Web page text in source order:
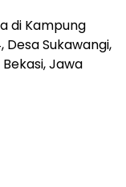
di Kampung
Desa Sukawangi,
Jawa